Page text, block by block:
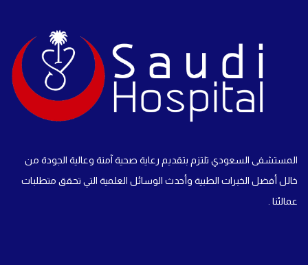
المستشفى السعودي تلتزم بتقديم رعاية صحية آمنة وعالية الجودة من
خالل أفضل الخبرات الطبية وأحدث الوسائل العلمية التي تحقق متطلبات
عمالئنا .